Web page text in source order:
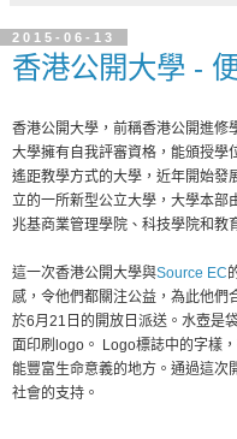
2015-06-13
香港公開大學 -
香港公開大學，前稱香港公開進修
大學擁有自我評審資格，能頒授學
遙距教學方式的大學，近年開始發
立的一所新型公立大學，大學本部
兆基商業管理學院、科技學院和教
這一次香港公開大學與Source EC
感，令他們都關注公益，為此他們
於6月21日的開放日派送。水壺是
面印刷logo。 Logo標誌中的字樣
能豐富生命意義的地方。通過這次
社會的支持。